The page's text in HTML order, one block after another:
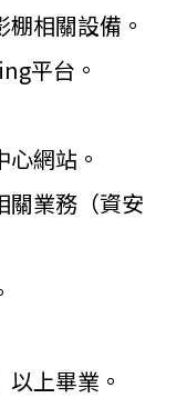
相關設備。
平台。
網站。
業務（資安
上畢業。